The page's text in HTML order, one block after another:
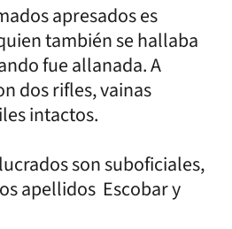
apresados es
también se hallaba
fue allanada. A
dos rifles, vainas
intactos.
son suboficiales,
apellidos Escobar y